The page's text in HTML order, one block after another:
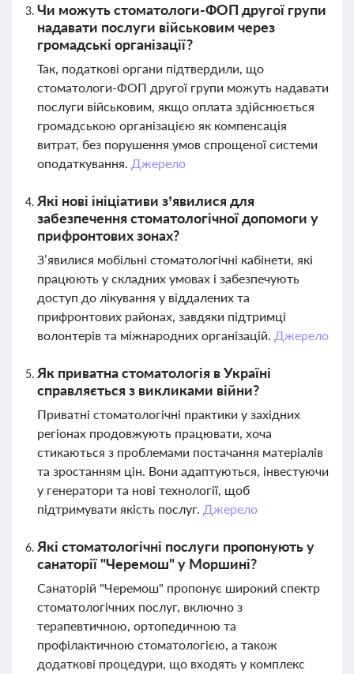
Чи можуть стоматологи-ФОП другої групи
надавати послуги військовим через
громадські організації?
Так, податкові органи підтвердили, що
стоматологи-ФОП другої групи можуть надавати
послуги військовим, якщо оплата здійснюється
громадською організацією як компенсація
витрат, без порушення умов спрощеної системи
оподаткування. Джерело
Які нові ініціативи з’явилися для
забезпечення стоматологічної допомоги у
прифронтових зонах?
З’явилися мобільні стоматологічні кабінети, які
працюють у складних умовах і забезпечують
доступ до лікування у віддалених та
прифронтових районах, завдяки підтримці
волонтерів та міжнародних організацій. Джерело
Як приватна стоматологія в Україні
справляється з викликами війни?
Приватні стоматологічні практики у західних
регіонах продовжують працювати, хоча
стикаються з проблемами постачання матеріалів
та зростанням цін. Вони адаптуються, інвестуючи
у генератори та нові технології, щоб
підтримувати якість послуг. Джерело
Які стоматологічні послуги пропонують у
санаторії "Черемош" у Моршині?
Санаторій "Черемош" пропонує широкий спектр
стоматологічних послуг, включно з
терапевтичною, ортопедичною та
профілактичною стоматологією, а також
додаткові процедури, що входять у комплекс